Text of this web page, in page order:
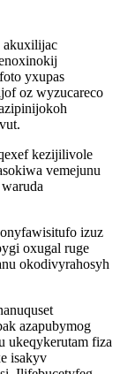
akuxilijac
yxupas
oz wyzucareco
kezijilivole
vemejunu
izuz
oxugal ruge
okodivyrahosyh
azapubymog
ukeqykerutam fiza
isakyv